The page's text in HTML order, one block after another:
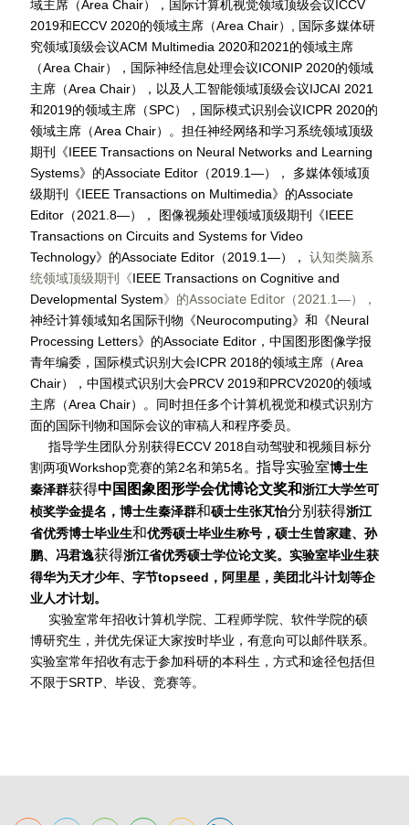
域主席（Area Chair），国际计算机视觉领域顶级会议ICCV
2019和ECCV 2020的领域主席（Area Chair）, 国际多媒体研
究领域顶级会议ACM Multimedia 2020和2021的领域主席
（Area Chair），国际神经信息处理会议ICONIP 2020的领域
主席（Area Chair），以及人工智能领域顶级会议IJCAI 2021
和2019的领域主席（SPC）， 国际模式识别会议ICPR 2020的
领域主席（Area Chair）。担任神经网络和学习系统领域顶级
期刊《IEEE Transactions on Neural Networks and Learning
Systems》的Associate Editor（2019.1—），
多媒体领域顶
级期刊 《IEEE Transactions on Multimedia》 的Associate
Editor（2021.8—），
图像视频处理领域顶级期刊 《IEEE
Transactions on Circuits and Systems for Video
Technology》 的Associate Editor（2019.1—），
认知类脑系
统领域顶级期刊《IEEE Transactions on Cognitive and
Developmental System》 的Associate Editor（2021.1—），
神经计算领域知名国际刊物《Neurocomputing》和《Neural
Processing Letters》的Associate Editor，中国图形图像学报
青年编委，国际模式识别大会ICPR 2018的领域主席（Area
Chair），中国模式识别大会PRCV 2019和PRCV2020的领域
主席（Area Chair）。同时担任多个计算机视觉和模式识别方
面的国际刊物和国际会议的审稿人和程序委员。
指导学生团队分别获得ECCV 2018自动驾驶和视频目标分
割两项Workshop竞赛的第2名和第5名。 指导实验室博士生
秦泽群获得中国图象图形学会优博论文奖和浙江大学竺可
桢奖学金提名， 博士生秦泽群和硕士生张芃怡分别获得浙江
省优秀博士毕业生和优秀硕士毕业生称号，硕士生曾家建、孙
鹏、冯君逸获得浙江省优秀硕士学位论文奖。实验室毕业生获
得华为天才少年、字节topseed，阿里星，美团北斗计划等企
业人才计划。
实验室常年招收计算机学院、工程师学院、软件学院的硕
博研究生，并优先保证大家按时毕业，有意向可以邮件联系。
实验室常年招收有志于参加科研的本科生，方式和途径包括但
不限于SRTP、毕设、竞赛等。